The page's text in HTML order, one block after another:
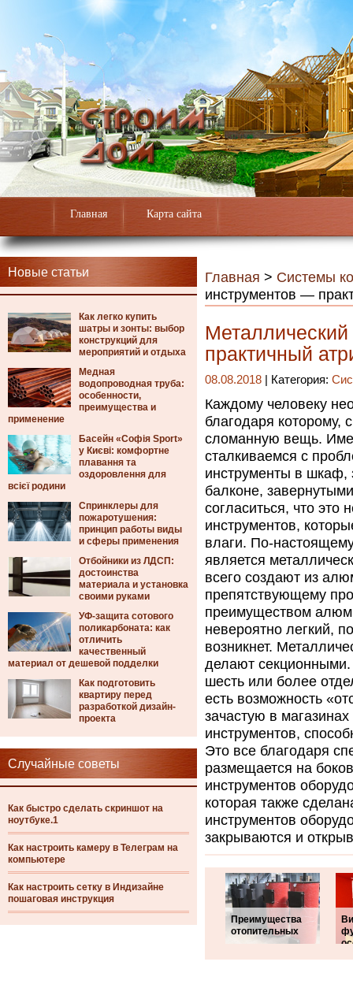
Главная Карта сайта
Новые статьи
Как легко купить
шатры и зонты: выбор
конструкций для
мероприятий и отдыха
Медная
водопроводная труба:
особенности,
преимущества и
применение
Басейн «Софія Sport»
у Києві: комфортне
плавання та
оздоровлення для
всієї родини
Спринклеры для
пожаротушения:
принцип работы виды
и сферы применения
Отбойники из ЛДСП:
достоинства
материала и установка
своими руками
УФ-защита сотового
поликарбоната: как
отличить
качественный
материал от дешевой подделки
Как подготовить
квартиру перед
разработкой дизайн-
проекта
Случайные советы
Как быстро сделать скриншот на
ноутбуке.1
Как настроить камеру в Телеграм на
компьютере
Как настроить сетку в Индизайне
пошаговая инструкция
Главная > Системы
инструментов —
практичный
08.08.2018 | Категория:
Каждому человеку
благодаря которому,
сломанную вещь.
сталкиваемся с
инструменты в шкаф,
балконе,
согласиться, что это
инструментов,
влаги. По-
является
всего создают из
препятствующему
преимуществом
невероятно легкий,
возникнет.
делают секционными.
шесть или более
есть возможность
зачастую в
инструментов,
Это все благодаря
размещается на
инструментов
которая также
инструментов
закрываются и
Преимущества
отопительных